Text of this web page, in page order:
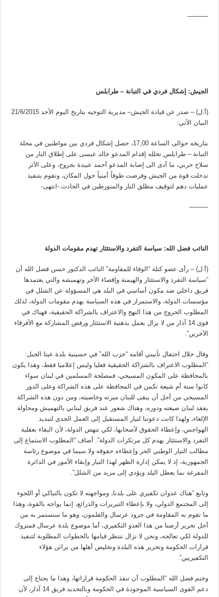
———-
الجيش: إشكال فردي في التبانة – طرابلس
(أ.ل) – صدر عن قيادة الجيش– مديرية التوجيه بتاريخ اليوم الأحد 21/6/2015
البيان الآتي:
بتاريخه حوالى الساعة 17,00، حصل إشكال فردي بين مواطنين في محلة
التبانة – طرابلس تخلله إقدام المدعو خالد عيسى على إطلاق النار من
سلاح حربي، ما أدى الى إصابة المدعو أحمد عبيدة بجروح، وعلى الأثر
تدخلت قوة من الجيش وفرضت طوقاً أمنياً حول المكان، وتقوم بتنفيذ
عمليات دهم لتوقيف مطلق النار والمتورطين في الحادث.-انتهى-
———
النائب فضل الله: سياسة التفرد والاستئثار تهدم مقومات الدولة
(أ.ل) – رأى عضو كتلة “الوفاء للمقاومة” النائب الدكتور حسن فضل الله أن
“سياسة التفرد والاستئثار والهيمنة وإقصاء الآخر وتهميشه والتي يعتمدها
فريق داخلي ضد مكون أساسي في البلد هي المسؤولة عن الشلل في
مؤسسات الدولة، والاستمرار في هذه السياسة يهدم مقومات الدولة، لذلك
المطلوب الخروج من هذا النهج والاعتراف بالشراكة الحقيقية، فهناك في
قوى 14 آذار من لا يزال يعمل بذهنية الاستئثار ورفض المشاركة مع الأفرقاء
الآخرين”.
وقال خلال احتفال تأبيني أقامه “حزب الله” في حسينية بلدة عيتا الجبل:
“المطلوب الاعتراف بالشراكة الحقيقية فعليا وليس إعلاميا فقط، وهذا يكون
بالمحافظة على المكون المسيحي، فمصلحة المسلمين في لبنان سواء
كانوا سنة أم شيعة تكمن في المحافظة على هذه الشراكة وعلى الدور
المسيحي من أجل أن يبقى للبنان ميزته وخاصيته، ومن دون هذه الشراكة
يفقد لبنان صيغته ودوره، وهناك شعور عند فريق لبناني بالتهميش ومحاولة
الإلغاء، ولهذا كانت دعوتنا لتيار المستقبل إلى العمل الجدي لتبديد
الهواجس، وإعطاء الحقوق لأصحابها، لكي تنهض الدولة، لأن البقاء بعقلية
التفرد والاستئثار يهدم كل مرتكزات الدولة”. أضاف “المطلوب الاستماع إلى
مطالب التيار الوطني الحر وإعطاءه حقوقه ولا سيما في موضوع رئاسة
الجمهورية، إذ لا يمكن إدارة الظهر لهذا التيار وإبقاء الأمور في الدائرة
المفرغة بما يعطل البلد ويؤدي إلى مزيد من الشلل”.
وتابع “هناك عدوان تكفيري على بلدنا، ومواجهته لا تكون بالتباكي أو اللجوء
إلى المجتمع الدولي، ولا بإعطاء التبريرات والذرائع، إنما يواجه بالقوة، وهذا
ما تقوم به المقاومة في جرود عرسال والقلمون، وهو ما ستستمر به من
أجل تحرير أرضنا من هذا العدو التكفيري، أما موضوع بلدة عرسال فمتروك
للدولة لكي تعالجه، ونحن لا نزال ننتظر قيامها بالخطوات المطلوبة لتنفيذ
قرارات الحكومة وتحرير هذه البلدة وتخليص أهلها من براثن هؤلاء
التكفيريين”.
وختم فضل الله “المطلوب أن تنفذ الحكومة قراراتها، وهذا ما يحتاج إلى
دعم القوى السياسية الموجودة في الحكومة وبالتحديد فريق 14 آذار، لأن